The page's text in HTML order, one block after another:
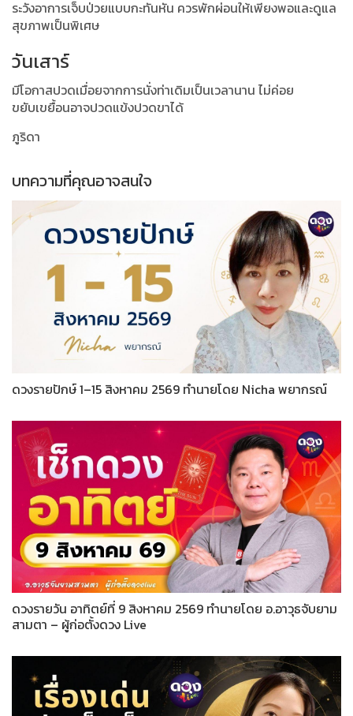
ระวังอาการเจ็บป่วยแบบกะทันหัน ควรพักผ่อนให้เพียงพอและดูแล
สุขภาพเป็นพิเศษ
วันเสาร์
มีโอกาสปวดเมื่อยจากการนั่งท่าเดิมเป็นเวลานาน ไม่ค่อย
ขยับเขยื้อนอาจปวดแข้งปวดขาได้
ภูริดา
บทความที่คุณอาจสนใจ
ดวงรายปักษ์ 1–15 สิงหาคม 2569 ทำนายโดย Nicha พยากรณ์
ดวงรายวัน อาทิตย์ที่ 9 สิงหาคม 2569 ทำนายโดย อ.อาวุธจับยาม
สามตา – ผู้ก่อตั้งดวง Live